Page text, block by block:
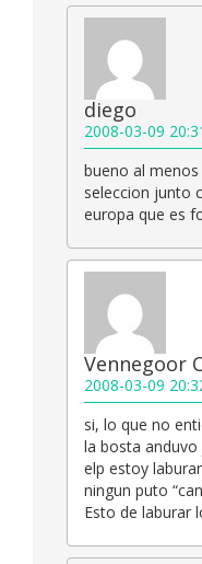
diego
2008-03-09
bueno al
seleccion junto
europa que es
Vennegoor
2008-03-09
si, lo que no
la bosta
elp estoy
ningun puto
Esto de laburar